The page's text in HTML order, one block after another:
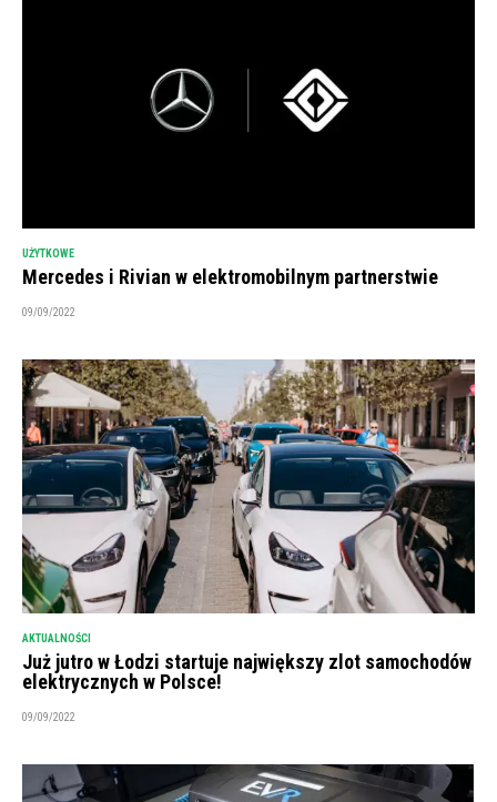
UŻYTKOWE
Mercedes i Rivian w elektromobilnym partnerstwie
09/09/2022
AKTUALNOŚCI
Już jutro w Łodzi startuje największy zlot samochodów
elektrycznych w Polsce!
09/09/2022